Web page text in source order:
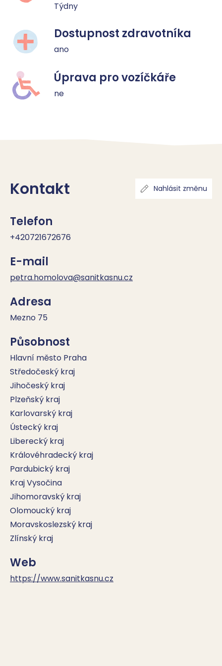
Týdny
Dostupnost zdravotníka
ano
Úprava pro vozíčkáře
ne
Kontakt Nahlásit změnu
Telefon
+420721672676
E-mail
petra.homolova@sanitkasnu.cz
Adresa
Mezno 75
Působnost
Hlavní město Praha
Středočeský kraj
Jihočeský kraj
Plzeňský kraj
Karlovarský kraj
Ústecký kraj
Liberecký kraj
Královéhradecký kraj
Pardubický kraj
Kraj Vysočina
Jihomoravský kraj
Olomoucký kraj
Moravskoslezský kraj
Zlínský kraj
Web
https://www.sanitkasnu.cz